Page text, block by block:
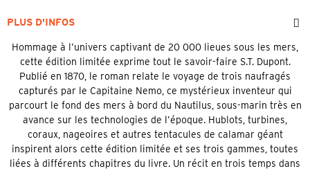
PLUS D'INFOS
Hommage à l’univers captivant de 20 000 lieues sous les mers,
cette édition limitée exprime tout le savoir-faire S.T. Dupont.
Publié en 1870, le roman relate le voyage de trois naufragés
capturés par le Capitaine Nemo, ce mystérieux inventeur qui
parcourt le fond des mers à bord du Nautilus, sous-marin très en
avance sur les technologies de l’époque. Hublots, turbines,
coraux, nageoires et autres tentacules de calamar géant
inspirent alors cette édition limitée et ses trois gammes, toutes
liées à différents chapitres du livre. Un récit en trois temps dans